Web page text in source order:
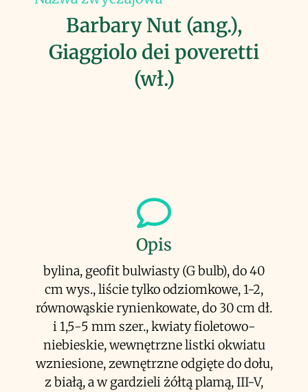
Barbary Nut (ang.),
Giaggiolo dei poveretti
(wł.)
Opis
bylina, geofit bulwiasty (G bulb), do 40
cm wys., liście tylko odziomkowe, 1-2,
równowąskie rynienkowate, do 30 cm dł.
i 1,5-5 mm szer., kwiaty fioletowo-
niebieskie, wewnętrzne listki okwiatu
wzniesione, zewnętrzne odgięte do dołu,
z białą, a w gardzieli żółtą plamą, III-V,